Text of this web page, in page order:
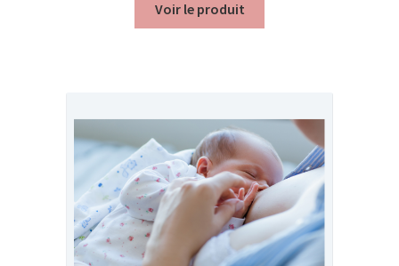
Voir le produit